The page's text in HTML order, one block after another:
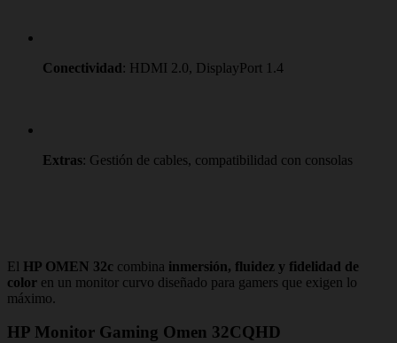
Conectividad: HDMI 2.0, DisplayPort 1.4
Extras: Gestión de cables, compatibilidad con consolas
El HP OMEN 32c combina inmersión, fluidez y fidelidad de
color en un monitor curvo diseñado para gamers que exigen lo
máximo.
HP Monitor Gaming Omen 32CQHD